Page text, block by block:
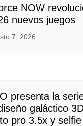
NOW
nuevos juegos
7, 2026
presenta la
galáctico
pro 3.5x y